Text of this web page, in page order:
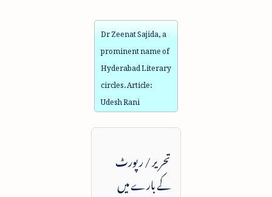
Dr Zeenat Sajida, a
prominent name of
Hyderabad Literary
circles. Article:
Udesh Rani
تحریر / رپورٹ
کے بارے میں